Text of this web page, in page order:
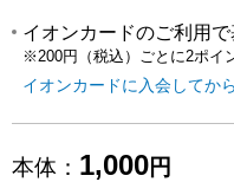
イオンカードのご利用
※200円（税込）ごとに2ポイ
イオンカードに入会してか
本体： 1,000円